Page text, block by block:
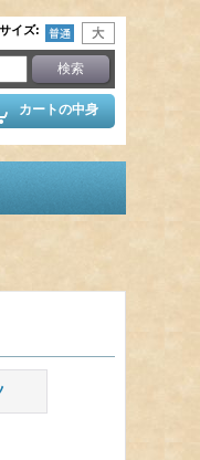
イズ:
カートの中身